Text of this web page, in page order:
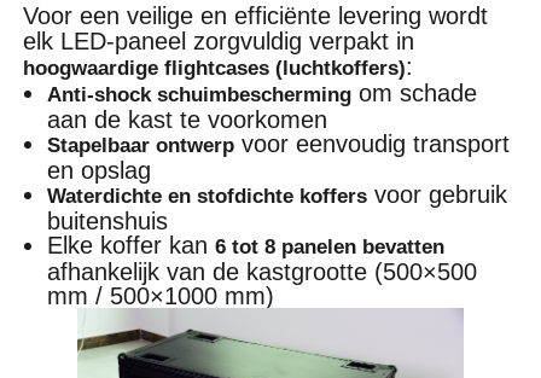
Voor een veilige en efficiënte levering wordt
elk LED-paneel zorgvuldig verpakt in
hoogwaardige flightcases (luchtkoffers):
Anti-shock schuimbescherming om schade
aan de kast te voorkomen
Stapelbaar ontwerp voor eenvoudig transport
en opslag
Waterdichte en stofdichte koffers voor gebruik
buitenshuis
Elke koffer kan6 tot 8 panelen bevatten
afhankelijk van de kastgrootte (500×500
mm / 500×1000 mm)